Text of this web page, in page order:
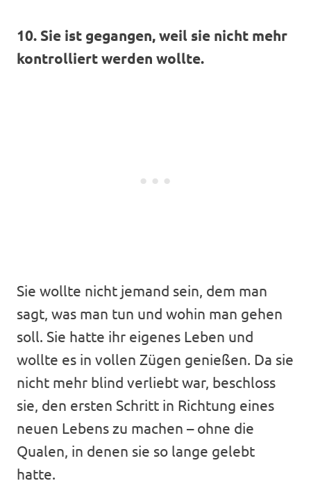
10. Sie ist gegangen, weil sie nicht mehr
kontrolliert werden wollte.
Sie wollte nicht jemand sein, dem man
sagt, was man tun und wohin man gehen
soll. Sie hatte ihr eigenes Leben und
wollte es in vollen Zügen genießen. Da sie
nicht mehr blind verliebt war, beschloss
sie, den ersten Schritt in Richtung eines
neuen Lebens zu machen – ohne die
Qualen, in denen sie so lange gelebt
hatte.